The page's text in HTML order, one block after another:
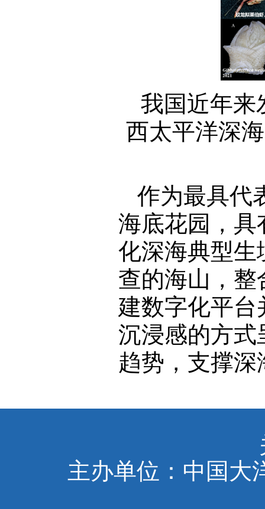
我国近年来
西太平洋深
作为最具代
海底花园，具
化深海典型生
查的海山，
建数字化平
沉浸感的方式
趋势，支撑
主办单位：中国大